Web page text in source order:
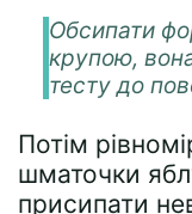
Обсипати
крупою,
тесту до
Потім
шматочки
присипати